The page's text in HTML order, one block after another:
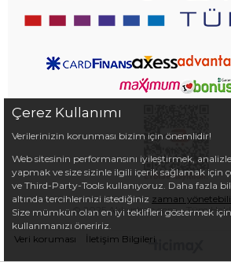
© 2025 Akkushop.com - Tüm
Çerez Kullanımı
Verilerinizin korunması bizim için önemlidir!
Web sitesinin performansını iyileştirmek,
yapmak ve size sizinle ilgili içerik sağlamak için
ve Third-Party-Tools kullanıyoruz. Daha fazla
altında tercihlerinizi istediğiniz zaman
Size mümkün olan en iyi teklifleri göstermek için
kullanmanızı öneririz.
Veri koruması
İletişim Bilgileri